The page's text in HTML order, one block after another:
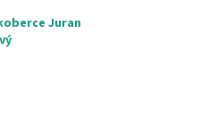
Juran